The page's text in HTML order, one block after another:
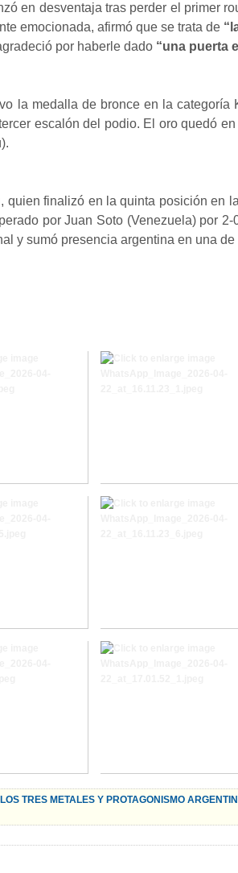
en desventaja tras perder el primer
emocionada, afirmó que se trata de
por haberle dado “una puerta
la medalla de bronce en la
escalón del podio. El oro quedó
quien finalizó en la quinta posición
por Juan Soto (Venezuela) por
y sumó presencia argentina en una
TRES METALES Y PROTAGONISMO